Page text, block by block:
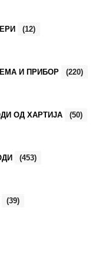
(12)
И ПРИБОР (220)
ОД ХАРТИЈА (50)
(453)
(39)